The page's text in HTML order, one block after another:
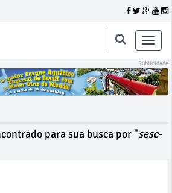
Toggle
para sua busca por "sesc-